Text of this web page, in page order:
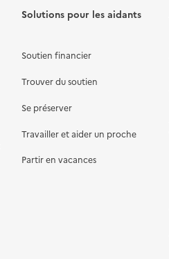
Solutions pour les aidants
Soutien financier
Trouver du soutien
Se préserver
Travailler et aider un proche
Partir en vacances